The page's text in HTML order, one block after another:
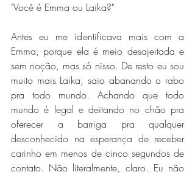
"Você é Emma ou Laika?"
Antes eu me identificava mais com a
Emma, porque ela é meio desajeitada e
sem noção, mas só nisso. De resto eu sou
muito mais Laika, saio abanando o rabo
pra todo mundo. Achando que todo
mundo é legal e deitando no chão pra
oferecer a barriga pra qualquer
desconhecido na esperança de receber
carinho em menos de cinco segundos de
contato. Não literalmente, claro. Eu não